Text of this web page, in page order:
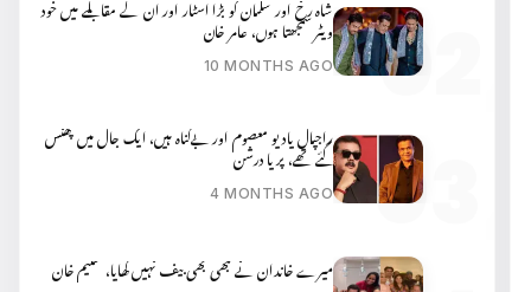
شاہ رخ اور سلمان کو بڑا اسٹار اور ان کے مقابلے میں خود
ویٹر سمجھتا ہوں، عامر خان
10 MONTHS AGO
راجپال یادیو معصوم اور بےگناہ ہیں، ایک جال میں پھنس
گئے تھے، پریا درشن
4 MONTHS AGO
میرے خاندان نے کبھی بھی بیف نہیں کھایا، سلیم خان